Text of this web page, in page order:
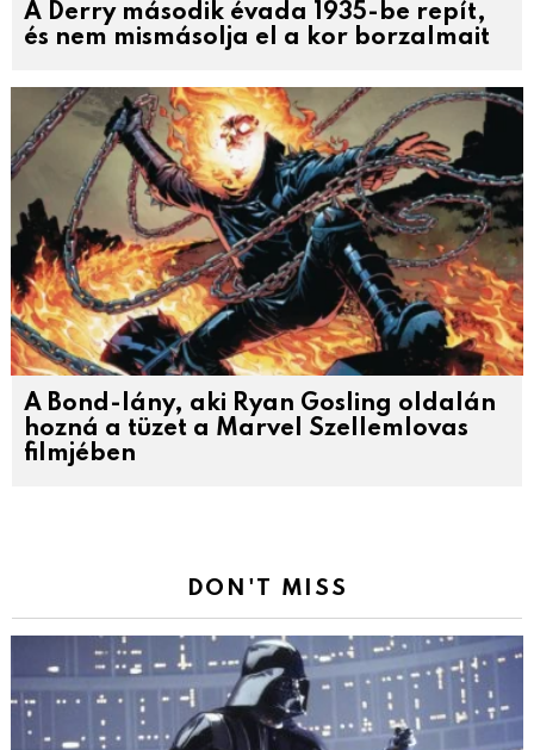
A Derry második évada 1935-be repít,
és nem mismásolja el a kor borzalmait
A Bond-lány, aki Ryan Gosling oldalán
hozná a tüzet a Marvel Szellemlovas
filmjében
DON'T MISS